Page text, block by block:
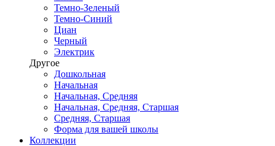
Темно-Зеленый
Темно-Синий
Циан
Черный
Электрик
Другое
Дошкольная
Начальная
Начальная, Средняя
Начальная, Средняя, Старшая
Средняя, Старшая
Форма для вашей школы
Коллекции